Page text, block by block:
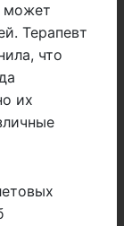
может
Терапевт
что
их